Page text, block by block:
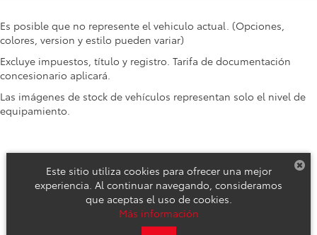
Es posible que no represente el vehiculo actual. (Opciones,
colores, version y estilo pueden variar)
Excluye impuestos, título y registro. Tarifa de documentación
concesionario aplicará.
Las imágenes de stock de vehículos representan solo el nivel de
equipamiento.
Derechos de autor © 2026 por DealerOn Mapa del sitio
Este sitio utiliza cookies para ofrecer una mejor
experiencia. Al continuar navegando, consideramos
que aceptas el uso de cookies.
Más información